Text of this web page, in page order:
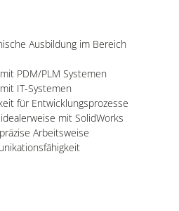
Ausbildung im Bereich
PDM/PLM Systemen
IT-Systemen
für Entwicklungsprozesse
mit SolidWorks
Arbeitsweise